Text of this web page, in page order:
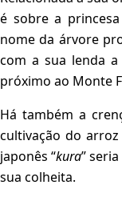
é sobre a princesa
nome da árvore
com a sua lenda
próximo ao Monte
Há também a
cultivação do
japonês “kura”
sua colheita.